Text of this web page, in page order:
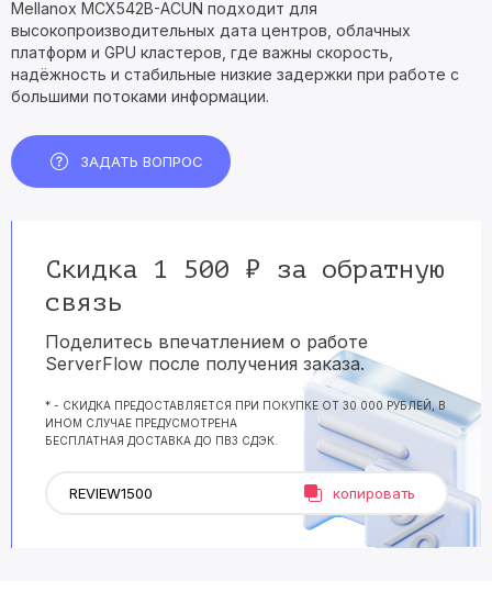
Mellanox MCX542B-ACUN подходит для
высокопроизводительных дата центров, облачных
платформ и GPU кластеров, где важны скорость,
надёжность и стабильные низкие задержки при работе с
большими потоками информации.
ЗАДАТЬ ВОПРОС
Скидка 1 500 ₽ за обратную
связь
Поделитесь впечатлением о работе
ServerFlow после получения заказа.
* - СКИДКА ПРЕДОСТАВЛЯЕТСЯ ПРИ ПОКУПКЕ ОТ 30 000 РУБЛЕЙ, В
ИНОМ СЛУЧАЕ ПРЕДУСМОТРЕНА
БЕСПЛАТНАЯ ДОСТАВКА ДО ПВЗ СДЭК.
копировать